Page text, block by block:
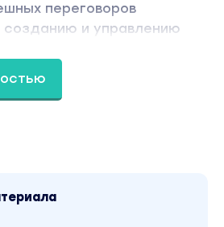
переговоров
созданию и управлению
создать любую